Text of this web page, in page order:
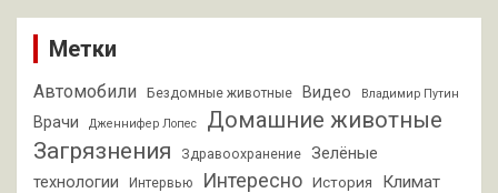
Метки
Автомобили Бездомные животные Видео Владимир Путин
Врачи Дженнифер Лопес
Домашние животные
Загрязнения
Здравоохранение
Зелёные
технологии
Интервью Интересно История Климат